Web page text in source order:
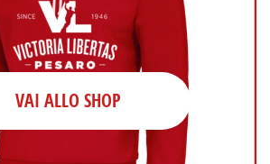
VAI ALLO SHOP